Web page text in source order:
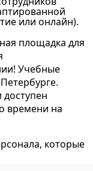
или онлайн).
площадка для
Учебные
времени на
которые